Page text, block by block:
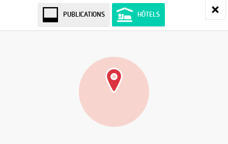
PUBLICATIONS HÔTELS